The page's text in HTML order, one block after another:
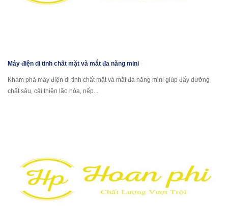
Máy điện di tinh chất mặt và mắt đa năng mini
Khám phá máy điện di tinh chất mặt và mắt đa năng mini giúp đẩy dưỡng
chất sâu, cải thiện lão hóa, nếp...